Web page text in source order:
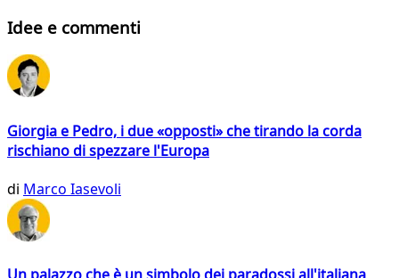
Idee e commenti
Giorgia e Pedro, i due «opposti» che tirando la corda
rischiano di spezzare l'Europa
di Marco Iasevoli